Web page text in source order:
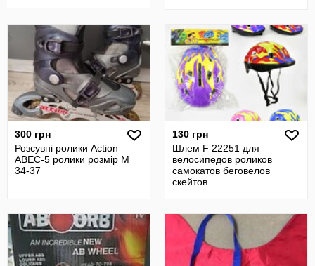
300 грн
Розсувні ролики Action
ABEC-5 ролики розмір М
34-37
130 грн
Шлем F 22251 для
велосипедов роликов
самокатов беговелов
скейтов